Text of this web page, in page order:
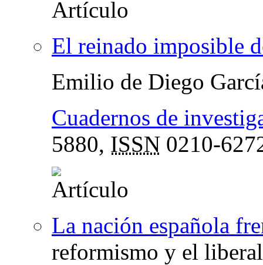
El reinado imposible
Emilio de Diego
Cuadernos de
5880, ISSN 0210-
La nación española
reformismo y el